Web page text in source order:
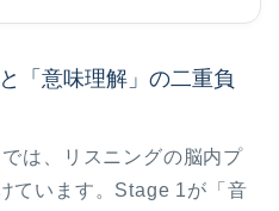
「意味理解」の二重負
は、リスニングの脳内プ
ています。Stage 1が「音